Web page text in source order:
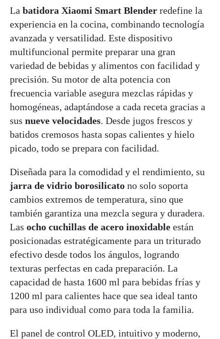
La batidora Xiaomi Smart Blender redefine la
experiencia en la cocina, combinando tecnología
avanzada y versatilidad. Este dispositivo
multifuncional permite preparar una gran
variedad de bebidas y alimentos con facilidad y
precisión. Su motor de alta potencia con
frecuencia variable asegura mezclas rápidas y
homogéneas, adaptándose a cada receta gracias a
sus nueve velocidades. Desde jugos frescos y
batidos cremosos hasta sopas calientes y hielo
picado, todo se prepara con facilidad.
Diseñada para la comodidad y el rendimiento, su
jarra de vidrio borosilicato no solo soporta
cambios extremos de temperatura, sino que
también garantiza una mezcla segura y duradera.
Las ocho cuchillas de acero inoxidable están
posicionadas estratégicamente para un triturado
efectivo desde todos los ángulos, logrando
texturas perfectas en cada preparación. La
capacidad de hasta 1600 ml para bebidas frías y
1200 ml para calientes hace que sea ideal tanto
para uso individual como para toda la familia.
El panel de control OLED, intuitivo y moderno,